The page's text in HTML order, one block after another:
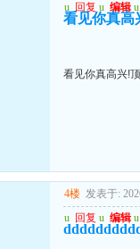
u 回复 u 编辑 u
看见你真高
看见你真高兴!
4楼 发表于:
u 回复 u 编辑 u